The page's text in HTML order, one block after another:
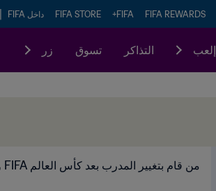
FIFA REWARDS
FIFA+
FIFA STORE داخل FIFA
إلعب التذاكر تسوق زر
من قام بتغيير المدرب بعد كأس العالم FIFA ومن سيبقى في منصبه؟